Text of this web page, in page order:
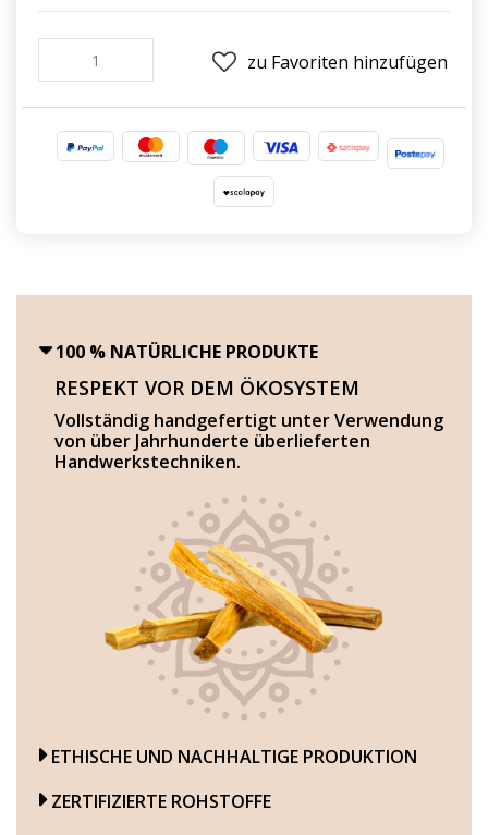
zu Favoriten hinzufügen
100 % NATÜRLICHE PRODUKTE
RESPEKT VOR DEM ÖKOSYSTEM
Vollständig handgefertigt unter Verwendung
von über Jahrhunderte überlieferten
Handwerkstechniken.
ETHISCHE UND NACHHALTIGE PRODUKTION
ZERTIFIZIERTE ROHSTOFFE